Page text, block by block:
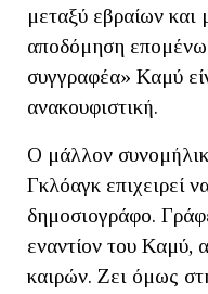
μεταξύ εβραίων
αποδόμηση
συγγραφέα» Καμύ
ανακουφιστική.
Ο μάλλον
Γκλόαγκ επιχειρεί
δημοσιογράφο.
εναντίον του Καμύ,
καιρών. Ζει όμως